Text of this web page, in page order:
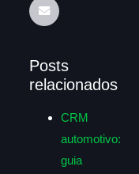
Posts
relacionados
CRM
automotivo:
guia